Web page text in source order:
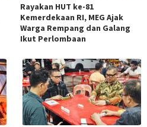
Rayakan HUT ke-81
Kemerdekaan RI, MEG Ajak
Warga Rempang dan Galang
Ikut Perlombaan